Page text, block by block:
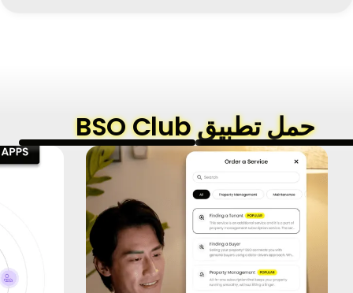
حمل تطبيق BSO Club